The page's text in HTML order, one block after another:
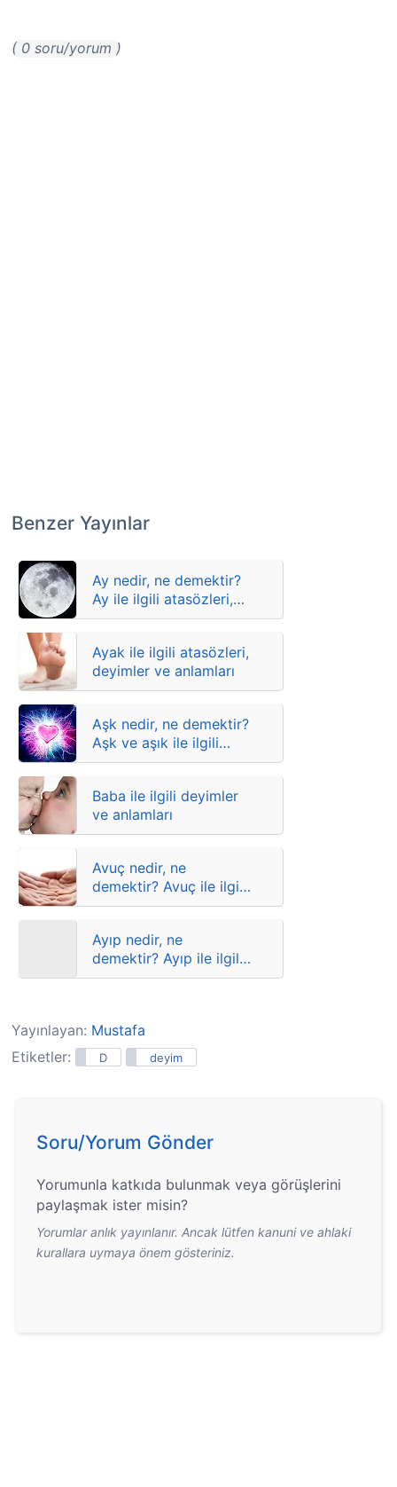
( 0 soru/yorum )
Benzer Yayınlar
Ay nedir, ne demektir?
Ay ile ilgili atasözleri,
deyimler ve anlamları
Ayak ile ilgili atasözleri,
deyimler ve anlamları
Aşk nedir, ne demektir?
Aşk ve aşık ile ilgili
atasözleri, deyimler ve
Baba ile ilgili deyimler
ve anlamları
Avuç nedir, ne
demektir? Avuç ile ilgili
atasözleri, deyimler ve
Ayıp nedir, ne
demektir? Ayıp ile ilgili
atasözleri, deyimler ve
Yayınlayan: Mustafa
Etiketler:
D deyim
Soru/Yorum Gönder
Yorumunla katkıda bulunmak veya görüşlerini
paylaşmak ister misin?
Yorumlar anlık yayınlanır. Ancak lütfen kanuni ve ahlaki
kurallara uymaya önem gösteriniz.